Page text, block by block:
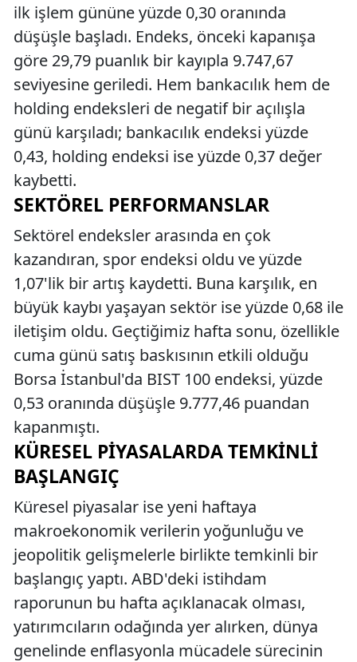
ilk işlem gününe yüzde 0,30 oranında
düşüşle başladı. Endeks, önceki kapanışa
göre 29,79 puanlık bir kayıpla 9.747,67
seviyesine geriledi. Hem bankacılık hem de
holding endeksleri de negatif bir açılışla
günü karşıladı; bankacılık endeksi yüzde
0,43, holding endeksi ise yüzde 0,37 değer
kaybetti.
SEKTÖREL PERFORMANSLAR
Sektörel endeksler arasında en çok
kazandıran, spor endeksi oldu ve yüzde
1,07'lik bir artış kaydetti. Buna karşılık, en
büyük kaybı yaşayan sektör ise yüzde 0,68 ile
iletişim oldu. Geçtiğimiz hafta sonu, özellikle
cuma günü satış baskısının etkili olduğu
Borsa İstanbul'da BIST 100 endeksi, yüzde
0,53 oranında düşüşle 9.777,46 puandan
kapanmıştı.
KÜRESEL PIYASALARDA TEMKINLI
BAŞLANGIÇ
Küresel piyasalar ise yeni haftaya
makroekonomik verilerin yoğunluğu ve
jeopolitik gelişmelerle birlikte temkinli bir
başlangıç yaptı. ABD'deki istihdam
raporunun bu hafta açıklanacak olması,
yatırımcıların odağında yer alırken, dünya
genelinde enflasyonla mücadele sürecinin